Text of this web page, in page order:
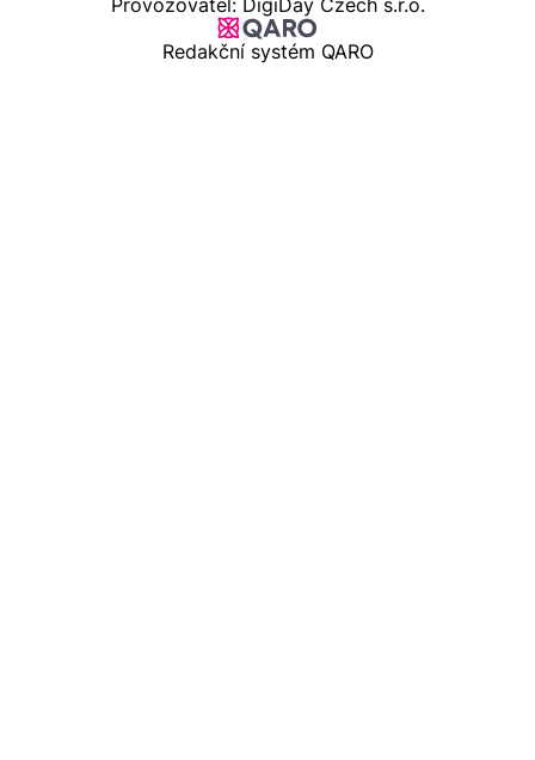
Provozovatel: DigiDay Czech s.r.o.
Redakční systém QARO